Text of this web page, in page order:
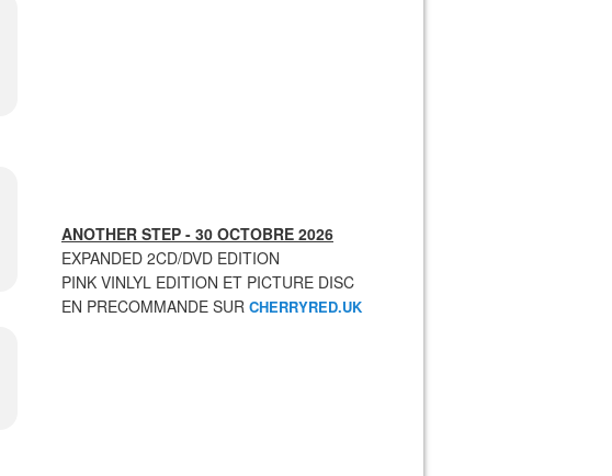
ANOTHER STEP - 30 OCTOBRE 2026
EXPANDED 2CD/DVD EDITION
PINK VINLYL EDITION ET PICTURE DISC
EN PRECOMMANDE SUR CHERRYRED.UK